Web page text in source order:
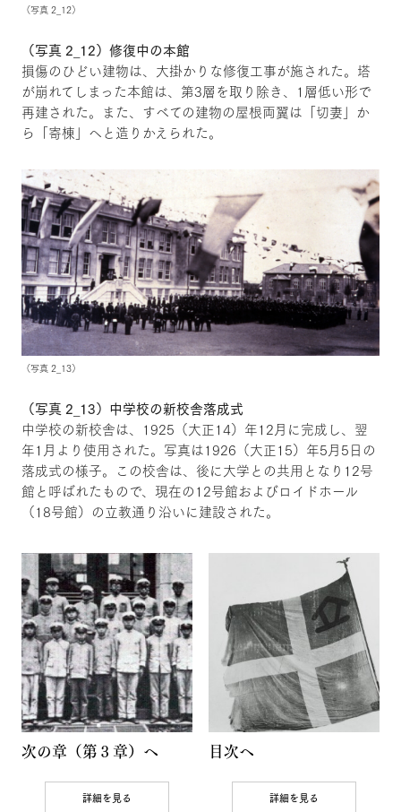
（写真 2_12）
（写真 2_12）修復中の本館
損傷のひどい建物は、大掛かりな修復工事が施された。塔
が崩れてしまった本館は、第3層を取り除き、1層低い形で
再建された。また、すべての建物の屋根両翼は「切妻」か
ら「寄棟」へと造りかえられた。
（写真 2_13）
（写真 2_13）中学校の新校舎落成式
中学校の新校舎は、1925（大正14）年12月に完成し、翌
年1月より使用された。写真は1926（大正15）年5月5日の
落成式の様子。この校舎は、後に大学との共用となり12号
館と呼ばれたもので、現在の12号館およびロイドホール
（18号館）の立教通り沿いに建設された。
次の章（第３章）へ
詳細を見る
目次へ
詳細を見る